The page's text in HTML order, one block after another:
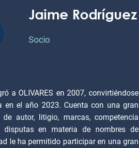
Jaime Rodríguez
Socio
a OLIVARES en 2007, convirtiéndose
en el año 2023. Cuenta con una gran
de autor, litigio, marcas, competencia
en materia de nombres de
le ha permitido participar en una gran